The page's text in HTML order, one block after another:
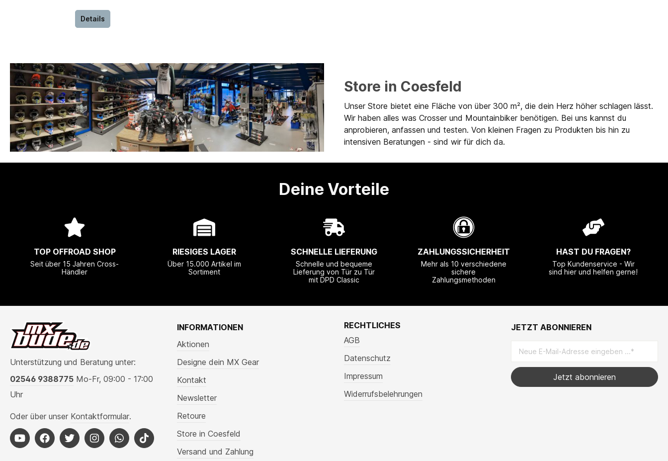
Details
Store in Coesfeld
Unser Store bietet eine Fläche von über 300 m², die dein Herz höher schlagen lässt.
Wir haben alles was Crosser und Mountainbiker benötigen. Bei uns kannst du
anprobieren, anfassen und testen. Von kleinen Fragen zu Produkten bis hin zu
intensiven Beratungen - sind wir für dich da.
Deine Vorteile
TOP OFFROAD SHOP
Seit über 15 Jahren Cross-
Händler
RIESIGES LAGER
Über 15.000 Artikel im
Sortiment
SCHNELLE LIEFERUNG
Schnelle und bequeme
Lieferung von Tür zu Tür
mit DPD Classic
ZAHLUNGSSICHERHEIT
Mehr als 10 verschiedene
sichere
Zahlungsmethoden
HAST DU FRAGEN?
Top Kundenservice - Wir
sind hier und helfen gerne!
Unterstützung und Beratung unter:
02546 9388775 Mo-Fr, 09:00 - 17:00
Uhr
Oder über unser Kontaktformular.
INFORMATIONEN
Aktionen
Designe dein MX Gear
Kontakt
Newsletter
Retoure
Store in Coesfeld
Versand und Zahlung
RECHTLICHES
AGB
Datenschutz
Impressum
Widerrufsbelehrungen
JETZT ABONNIEREN
Jetzt abonnieren